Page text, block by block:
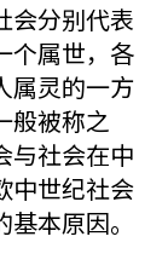
会分别代表
个属世，各
属灵的一方
般被称之
社会在中
中世纪社会
本原因。